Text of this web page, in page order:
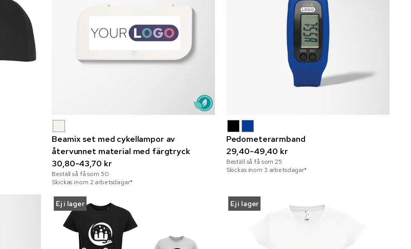
Beamix set med cykellampor av
återvunnet material med färgtryck
30,80-43,70 kr
Beställ så få som 50
Skickas inom 2 arbetsdagar*
Pedometerarmband
29,40-49,40 kr
Beställ så få som25
Skickas inom 3 arbetsdagar*
Ej i lager Ej i lager